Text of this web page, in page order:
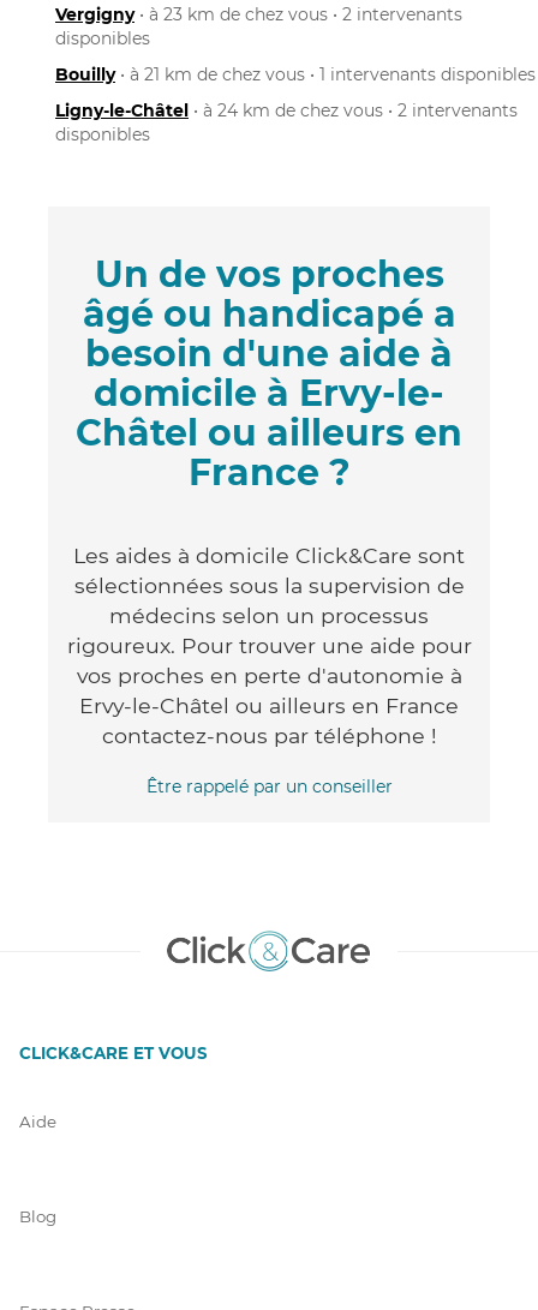
Vergigny• à 23 km de chez vous • 2 intervenants
disponibles
Bouilly• à 21 km de chez vous • 1 intervenants disponibles
Ligny-le-Châtel • à 24 km de chez vous • 2 intervenants
disponibles
Un de vos proches
âgé ou handicapé a
besoin d'une aide à
domicile à Ervy-le-
Châtel ou ailleurs en
France ?
Les aides à domicile Click&Care sont
sélectionnées sous la supervision de
médecins selon un processus
rigoureux. Pour trouver une aide pour
vos proches en perte d'autonomie à
Ervy-le-Châtel ou ailleurs en France
contactez-nous par téléphone !
Être rappelé par un conseiller
CLICK&CARE ET VOUS
Aide
Blog